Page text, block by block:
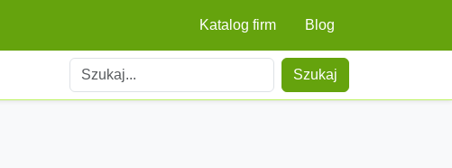
Katalog firm Blog
Szukaj